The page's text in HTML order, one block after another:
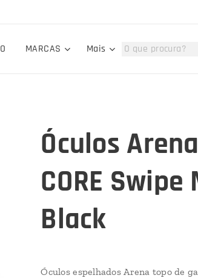
MARCAS Mais
Óculos
CORE
Black
Óculos espelhados Arena topo de